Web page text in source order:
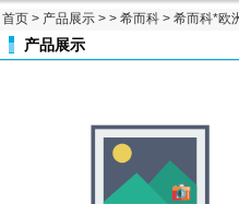
首页 > 产品展示 > > 希而科 > 希而科*欧
产品展示